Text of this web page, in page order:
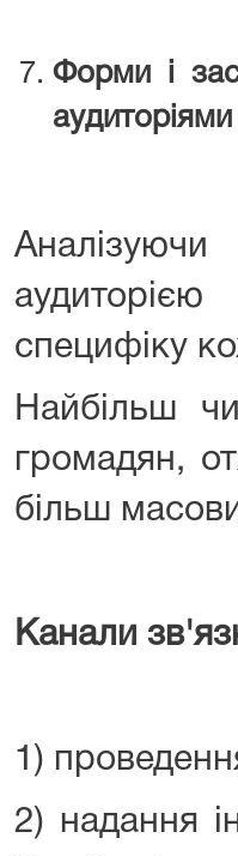
Форми і
аудиторіями
специфіку
Найбільш
громадян,
більш
Канали
1)
2) надання